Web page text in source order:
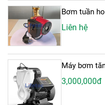
Bơm tuần
Liên hệ
Máy bơm
3,000,000đ